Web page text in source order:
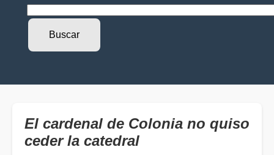
El cardenal de Colonia no quiso
ceder la catedral